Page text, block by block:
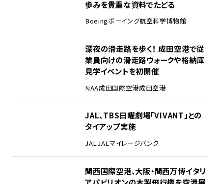
歩みを貴重な資料でたどる
Boeingボーイング航空科学博物館
深夜の滑走路を歩く！ 成田空港で従
業員向けの滑走路ウォークや格納庫
見学イベントを初開催
NAA成田国際空港成田空港
JAL、TBS日曜劇場「VIVANT」との
タイアップ実施
JALJALマイレージバンク
関西国際空港、大阪・関西万博イタリ